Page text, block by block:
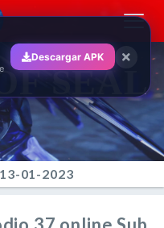
SEAL
13-01-2023
Descargar APK